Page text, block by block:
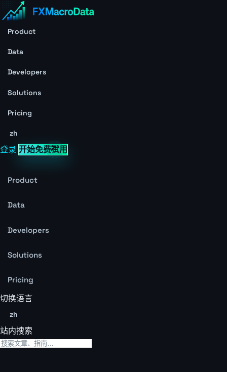
Product
Data
Developers
Solutions
Pricing
zh
登录 开始免费试用
Product
Data
Developers
Solutions
Pricing
切换语言
zh
站内搜索